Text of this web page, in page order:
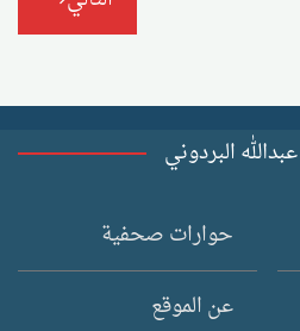
البردوني
حوارات صحفية
عن الموقع